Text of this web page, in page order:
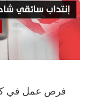
فرص عمل في